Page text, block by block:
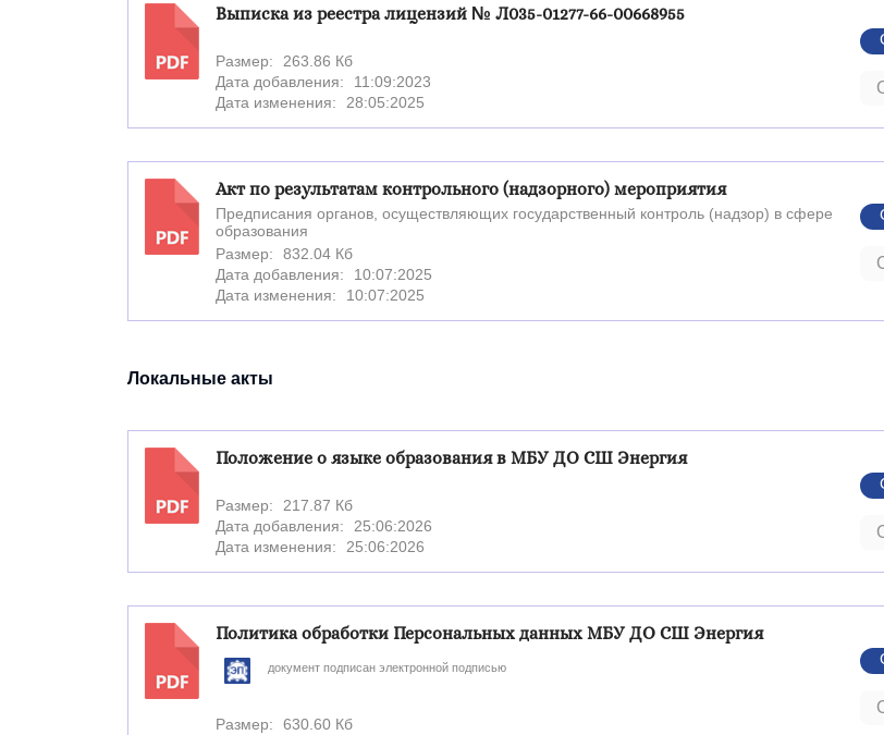
PDF
Выписка из реестра лицензий № Л035-01277-66-00668955
Размер:
263.86 Кб
Дата добавления:
11:09:2023
Дата изменения:
28:05:2025
PDF
Акт по результатам контрольного (надзорного) мероприятия
Предписания органов, осуществляющих государственный контроль (надзор) в сфере
образования
Размер:
832.04 Кб
Дата добавления:
10:07:2025
Дата изменения:
10:07:2025
Локальные акты
PDF
Положение о языке образования в МБУ ДО СШ Энергия
Размер:
217.87 Кб
Дата добавления:
25:06:2026
Дата изменения:
25:06:2026
PDF
Политика обработки Персональных данных МБУ ДО СШ Энергия
документ подписан электронной подписью
Размер:
630.60 Кб